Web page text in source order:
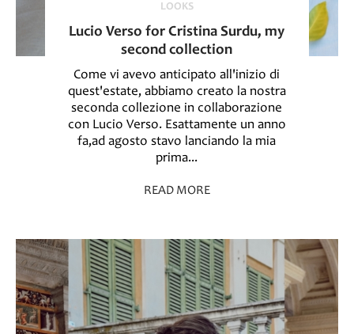
LOOKS
Lucio Verso for Cristina Surdu, my
second collection
Come vi avevo anticipato all'inizio di
quest'estate, abbiamo creato la nostra
seconda collezione in collaborazione
con Lucio Verso. Esattamente un anno
fa,ad agosto stavo lanciando la mia
prima...
READ MORE